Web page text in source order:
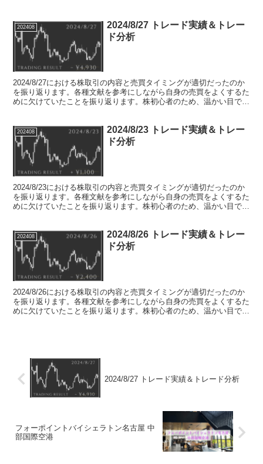
202408
2024/8/27 トレード実績＆トレー
ド分析
2024/8/27における株取引の内容と売買タイミングが適切だったのか
を振り返ります。各種文献を参考にしながら自身の売買をよくするた
めに欠けていたことを振り返ります。株初心者のため、温かい目でお
202408
2024/8/23 トレード実績＆トレー
ド分析
2024/8/23における株取引の内容と売買タイミングが適切だったのか
を振り返ります。各種文献を参考にしながら自身の売買をよくするた
めに欠けていたことを振り返ります。株初心者のため、温かい目でお
202408
2024/8/26 トレード実績＆トレー
ド分析
2024/8/26における株取引の内容と売買タイミングが適切だったのか
を振り返ります。各種文献を参考にしながら自身の売買をよくするた
めに欠けていたことを振り返ります。株初心者のため、温かい目でお
2024/8/27 トレード実績＆トレード分析
フォーポイントバイシェラトン名古屋 中
部国際空港